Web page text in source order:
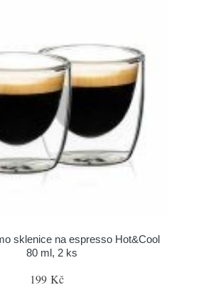
sklenice na espresso Hot&Cool
80 ml, 2 ks
199 Kč